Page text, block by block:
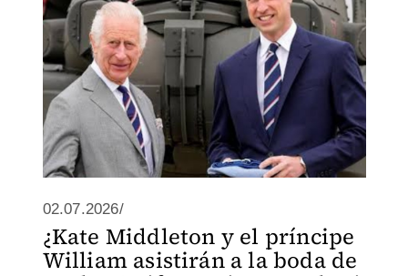
02.07.2026/
¿Kate Middleton y el príncipe
William asistirán a la boda de